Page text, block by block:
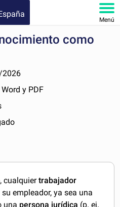
Menú
como
Word y PDF
cualquiertrabajador
empleador, ya sea una
una persona jurídica (p. ej.